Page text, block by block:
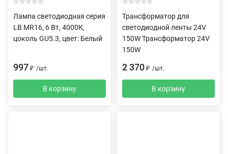
Лампа светодиодная серия
LB MR16, 6 Вт, 4000К,
цоколь GU5.3, цвет: Белый
997 ₽ /шт.
В корзину
Трансформатор для
светодиодной ленты 24V
150W Трансформатор 24V
150W
2 370 ₽ /шт.
В корзину